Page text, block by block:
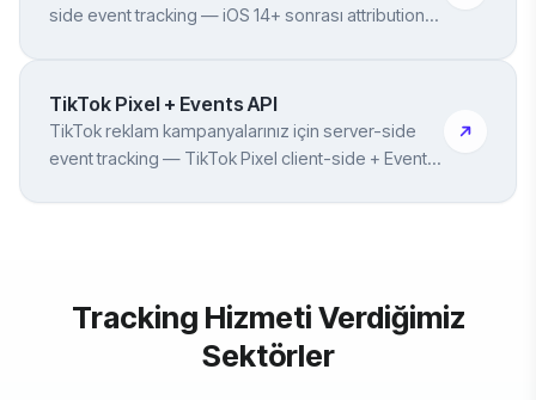
side event tracking — iOS 14+ sonrası attribution
TikTok Pixel + Events API
TikTok reklam kampanyalarınız için server-side
event tracking — TikTok Pixel client-side + Events
Tracking Hizmeti Verdiğimiz
Sektörler